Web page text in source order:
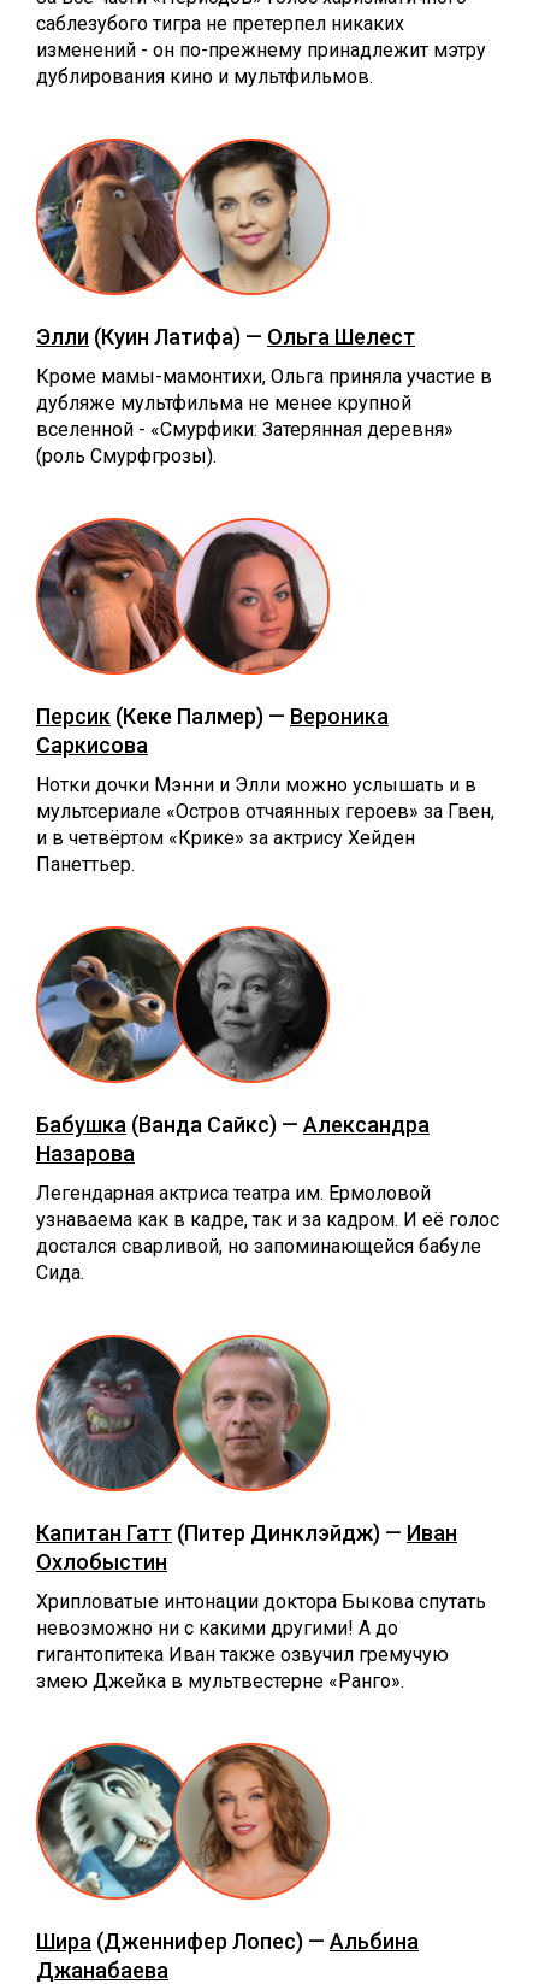
саблезубого тигра не претерпел никаких
изменений - он по-прежнему принадлежит мэтру
дублирования кино и мультфильмов.
Элли (Куин Латифа) — Ольга Шелест
Кроме мамы-мамонтихи, Ольга приняла участие в
дубляже мультфильма не менее крупной
вселенной - «Смурфики: Затерянная деревня»
(роль Смурфгрозы).
Персик (Кеке Палмер) — Вероника
Саркисова
Нотки дочки Мэнни и Элли можно услышать и в
мультсериале «Остров отчаянных героев» за Гвен,
и в четвёртом «Крике» за актрису Хейден
Панеттьер.
Бабушка (Ванда Сайкс) — Александра
Назарова
Легендарная актриса театра им. Ермоловой
узнаваема как в кадре, так и за кадром. И её голос
достался сварливой, но запоминающейся бабуле
Сида.
Капитан Гатт (Питер Динклэйдж) — Иван
Охлобыстин
Хрипловатые интонации доктора Быкова спутать
невозможно ни с какими другими! А до
гигантопитека Иван также озвучил гремучую
змею Джейка в мультвестерне «Ранго».
Шира (Дженнифер Лопес) — Альбина
Джанабаева